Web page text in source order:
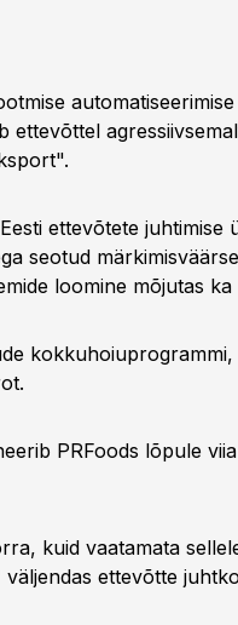
ettevõttel
ettevõtete juhtimise
seotud
loomine mõjutas
kokkuhoiuprogrammi,
PRFoods lõpule
kuid vaatamata
ettevõtte